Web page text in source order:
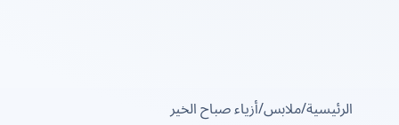
الرئيسية/ملابس/أزياء صباح الخير